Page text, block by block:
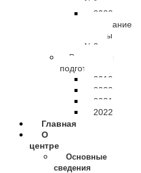
№1
2023
расписание
группы
№2
Результаты
подготовки
2019
2020
2021
2022
Главная
О
центре
Основные
сведения